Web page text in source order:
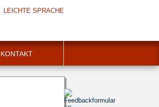
LEICHTE SPRACHE
KONTAKT